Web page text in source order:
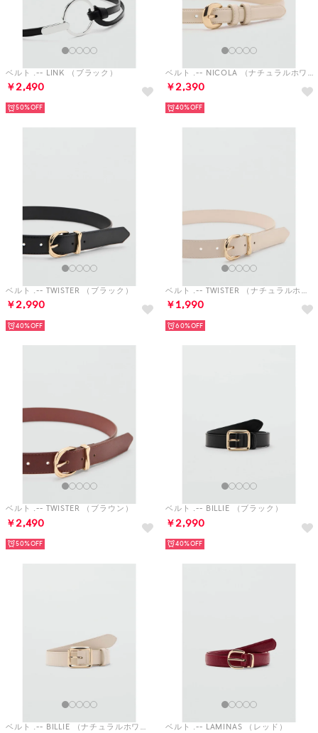
ベルト .-- LINK （ブラック）
￥2,490
50%
ベルト .-- NICOLA （ナチュラルホワイト）
￥2,390
40%
ベルト .-- TWISTER （ブラック）
￥2,990
40%
ベルト .-- TWISTER （ナチュラルホワイト）
￥1,990
60%
ベルト .-- TWISTER （ブラウン）
￥2,490
50%
ベルト .-- BILLIE （ブラック）
￥2,990
40%
ベルト .-- BILLIE （ナチュラルホワイト） ベルト .-- LAMINAS （レッド）